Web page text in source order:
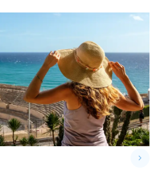
keyboard_arrow_right